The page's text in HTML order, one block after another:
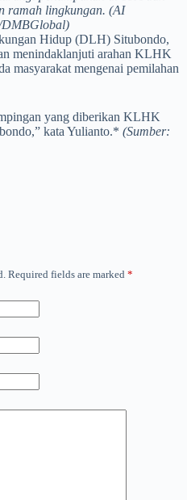
ramah lingkungan. (AI
DMBGlobal)
Hidup (DLH) Situbondo,
menindaklanjuti arahan KLHK
masyarakat mengenai pemilahan
yang diberikan KLHK
kata Yulianto.* (Sumber:
Required fields are marked *